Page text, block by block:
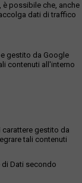
possibile che, anche
dati di traffico
gestito da Google
contenuti all'interno
gestito da
tali contenuti
di Dati secondo